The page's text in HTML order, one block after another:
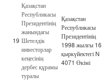
19
Қазақстан
Республикасы
Президентінің
жанындағы
Шетелдік
инвесторлар
кеңесінің
дербес құрамы
туралы
Қазақстан
Республикасы
Президентінің
1998 жылғы 16
қыркүйектегі N
4071 Өкімі